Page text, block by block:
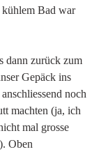
Bad war
dann zurück zum
Gepäck ins
noch
machten (ja, ich
mal grosse
Oben